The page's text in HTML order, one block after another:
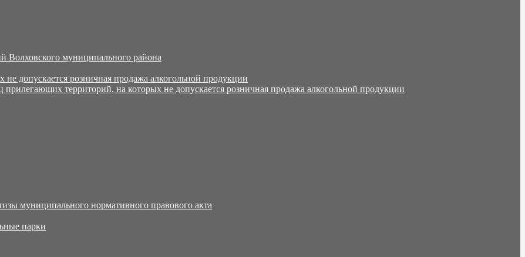
муниципального района
допускается розничная продажа алкогольной продукции
территорий, на которых не допускается розничная продажа алкогольной продукции
муниципального нормативного правового акта
парки